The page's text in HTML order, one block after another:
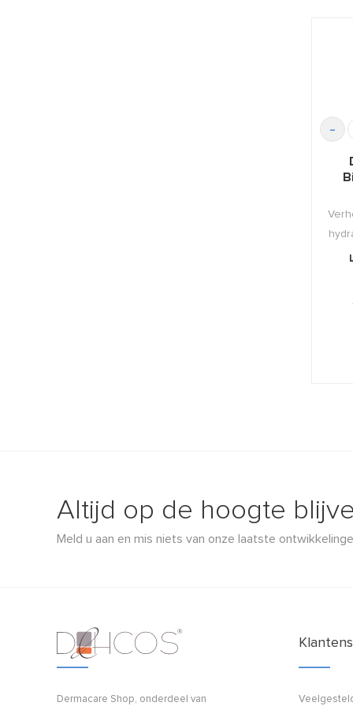
-
Altijd op de hoogte
Meld u aan en mis niets van onze laatste
Dermacare Shop, onderdeel van